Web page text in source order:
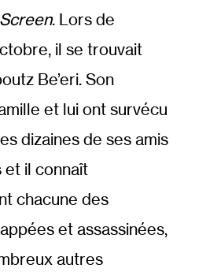
. Lors de
il se trouvait
Be’eri. Son
et lui ont survécu
dizaines de ses amis
il connaît
chacune des
et assassinées,
autres